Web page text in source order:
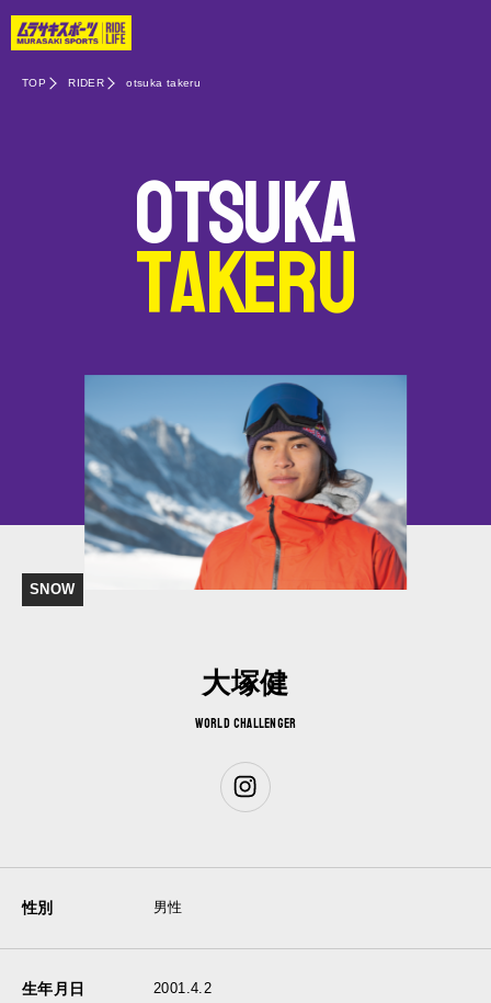
TOP RIDER otsuka takeru
otsuka
takeru
SNOW
大塚健
WORLD CHALLENGER
性別 男性
生年月日 2001.4.2